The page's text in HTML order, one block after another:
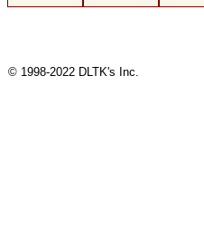
© 1998-2022 DLTK's Inc.